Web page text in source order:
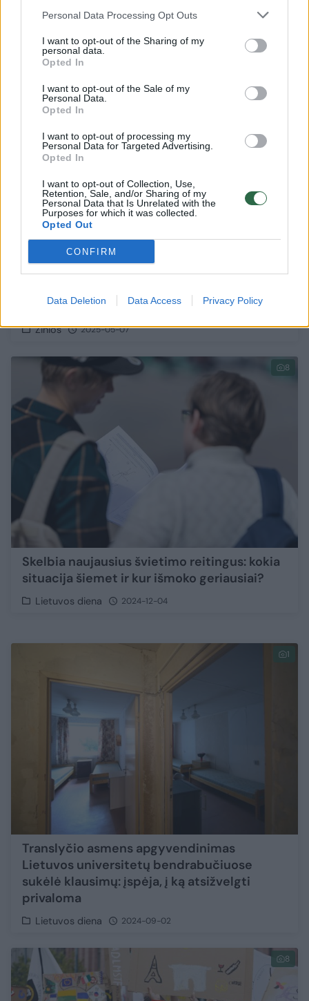
Personal Data Processing Opt Outs
I want to opt-out of the Sharing of my
personal data.
Opted In
I want to opt-out of the Sale of my
Personal Data.
Opted In
I want to opt-out of processing my
Personal Data for Targeted Advertising.
Opted In
I want to opt-out of Collection, Use,
Retention, Sale, and/or Sharing of my
Personal Data that Is Unrelated with the
Purposes for which it was collected.
Opted Out
CONFIRM
Data Deletion Data Access Privacy Policy
prisivilioti studentus
Lietuvos diena 2025-06-29
vasara bus ypatinga
Žinios 2025-05-07
8
Skelbia naujausius švietimo reitingus: kokia
situacija šiemet ir kur išmoko geriausiai?
Lietuvos diena 2024-12-04
1
Translyčio asmens apgyvendinimas
Lietuvos universitetų bendrabučiuose
sukėlė klausimų: įspėja, į ką atsižvelgti
privaloma
Lietuvos diena 2024-09-02
8